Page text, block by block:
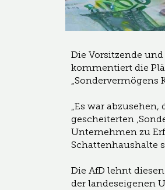
Die Vorsitzende
kommentiert die
„Sondervermögens
„Es war
gescheiterten
Unternehmen zu
Schattenhaushalte
Die AfD lehnt
der landeseigenen